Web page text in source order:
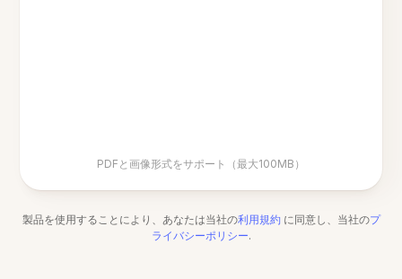
PDFと画像形式をサポート（最大100MB）
製品を使用することにより、あなたは当社の利用規約 に同意し、当社のプ
ライバシーポリシー.